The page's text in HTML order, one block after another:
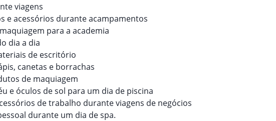
viagens
e acessórios durante acampamentos
para a academia
dia a dia
de escritório
canetas e borrachas
de maquiagem
e óculos de sol para um dia de piscina
de trabalho durante viagens de negócios
durante um dia de spa.